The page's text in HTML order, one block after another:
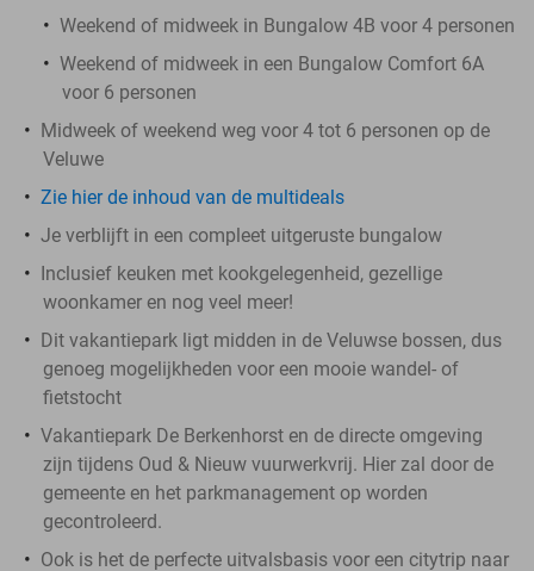
Weekend of midweek in Bungalow 4B voor 4 personen
Weekend of midweek in een Bungalow Comfort 6A
voor 6 personen
Midweek of weekend weg voor 4 tot 6 personen op de
Veluwe
Zie hier de inhoud van de multideals
Je verblijft in een compleet uitgeruste bungalow
Inclusief keuken met kookgelegenheid, gezellige
woonkamer en nog veel meer!
Dit vakantiepark ligt midden in de Veluwse bossen, dus
genoeg mogelijkheden voor een mooie wandel- of
fietstocht
Vakantiepark De Berkenhorst en de directe omgeving
zijn tijdens Oud & Nieuw vuurwerkvrij. Hier zal door de
gemeente en het parkmanagement op worden
gecontroleerd.
Ook is het de perfecte uitvalsbasis voor een citytrip naar